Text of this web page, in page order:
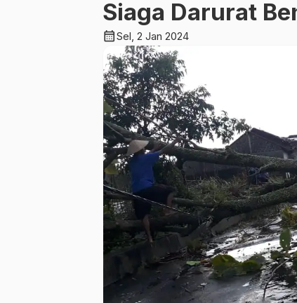
Siaga Darurat
calendar_monthSel, 2 Jan 2024